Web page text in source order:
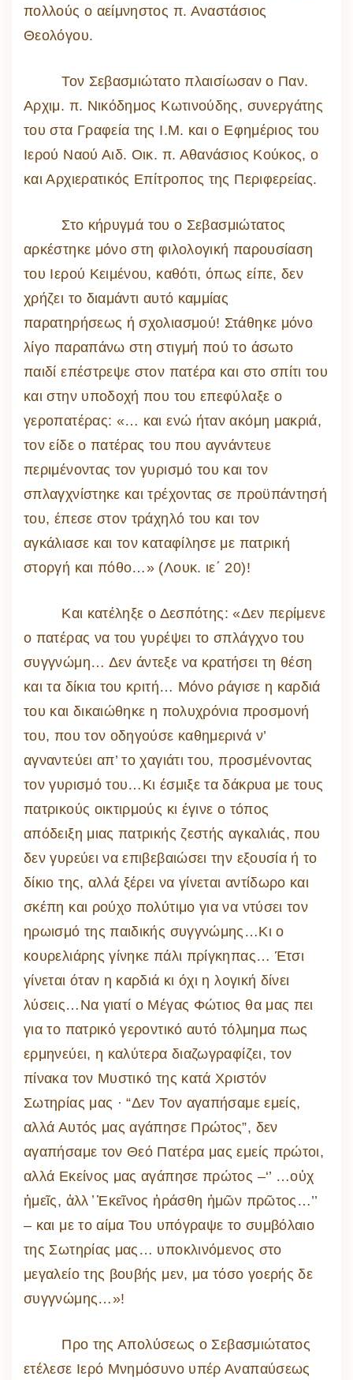
πολλούς ο αείμνηστος π. Αναστάσιος
Θεολόγου.
Τον Σεβασμιώτατο πλαισίωσαν ο Παν.
Αρχιμ. π. Νικόδημος Κωτινούδης, συνεργάτης
του στα Γραφεία της Ι.Μ. και ο Εφημέριος του
Ιερού Ναού Αιδ. Οικ. π. Αθανάσιος Κούκος, ο
και Αρχιερατικός Επίτροπος της Περιφερείας.
Στο κήρυγμά του ο Σεβασμιώτατος
αρκέστηκε μόνο στη φιλολογική παρουσίαση
του Ιερού Κειμένου, καθότι, όπως είπε, δεν
χρήζει το διαμάντι αυτό καμμίας
παρατηρήσεως ή σχολιασμού! Στάθηκε μόνο
λίγο παραπάνω στη στιγμή πού το άσωτο
παιδί επέστρεψε στον πατέρα και στο σπίτι του
και στην υποδοχή που του επεφύλαξε ο
γεροπατέρας: «… και ενώ ήταν ακόμη μακριά,
τον είδε ο πατέρας του που αγνάντευε
περιμένοντας τον γυρισμό του και τον
σπλαγχνίστηκε και τρέχοντας σε προϋπάντησή
του, έπεσε στον τράχηλό του και τον
αγκάλιασε και τον καταφίλησε με πατρική
στοργή και πόθο…» (Λουκ. ιε΄ 20)!
Και κατέληξε ο Δεσπότης: «Δεν περίμενε
ο πατέρας να του γυρέψει το σπλάγχνο του
συγγνώμη… Δεν άντεξε να κρατήσει τη θέση
και τα δίκια του κριτή… Μόνο ράγισε η καρδιά
του και δικαιώθηκε η πολυχρόνια προσμονή
του, που τον οδηγούσε καθημερινά ν’
αγναντεύει απ’ το χαγιάτι του, προσμένοντας
τον γυρισμό του…Κι έσμιξε τα δάκρυα με τους
πατρικούς οικτιρμούς κι έγινε ο τόπος
απόδειξη μιας πατρικής ζεστής αγκαλιάς, που
δεν γυρεύει να επιβεβαιώσει την εξουσία ή το
δίκιο της, αλλά ξέρει να γίνεται αντίδωρο και
σκέπη και ρούχο πολύτιμο για να ντύσει τον
ηρωισμό της παιδικής συγγνώμης…Κι ο
κουρελιάρης γίνηκε πάλι πρίγκηπας… Έτσι
γίνεται όταν η καρδιά κι όχι η λογική δίνει
λύσεις…Να γιατί ο Μέγας Φώτιος θα μας πει
για το πατρικό γεροντικό αυτό τόλμημα πως
ερμηνεύει, η καλύτερα διαζωγραφίζει, τον
πίνακα τον Μυστικό της κατά Χριστόν
Σωτηρίας μας · “Δεν Τον αγαπήσαμε εμείς,
αλλά Αυτός μας αγάπησε Πρώτος”, δεν
αγαπήσαμε τον Θεό Πατέρα μας εμείς πρώτοι,
αλλά Εκείνος μας αγάπησε πρώτος –‘’ …οὐχ
ἡμεῖς, ἀλλ ̓ Ἐκεῖνος ἠράσθη ἡμῶν πρῶτος…’’
– και με το αίμα Του υπόγραψε το συμβόλαιο
της Σωτηρίας μας… υποκλινόμενος στο
μεγαλείο της βουβής μεν, μα τόσο γοερής δε
συγγνώμης…»!
Προ της Απολύσεως ο Σεβασμιώτατος
ετέλεσε Ιερό Μνημόσυνο υπέρ Αναπαύσεως